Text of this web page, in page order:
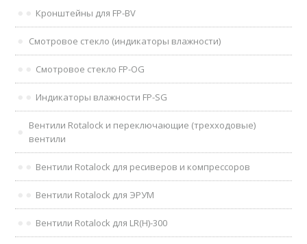
Кронштейны для FP-BV
Смотровое стекло (индикаторы влажности)
Смотровое стекло FP-OG
Индикаторы влажности FP-SG
Вентили Rotalock и переключающие (трехходовые)
вентили
Вентили Rotalock для ресиверов и компрессоров
Вентили Rotalock для ЭРУМ
Вентили Rotalock для LR(H)-300